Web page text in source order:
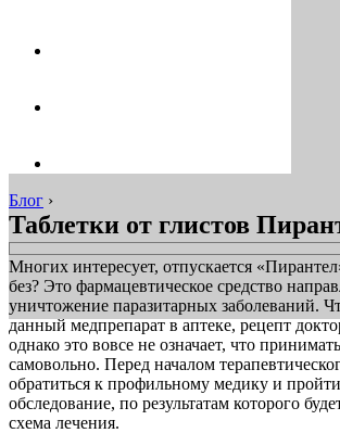
Блог ›
Таблетки от глистов
Многих интересует, отпускается
без? Это фармацевтическое средство
уничтожение паразитарных заболеваний.
данный медпрепарат в аптеке, рецепт
однако это вовсе не означает, что
самовольно. Перед началом
обратиться к профильному медику и
обследование, по результатам которого
схема лечения.